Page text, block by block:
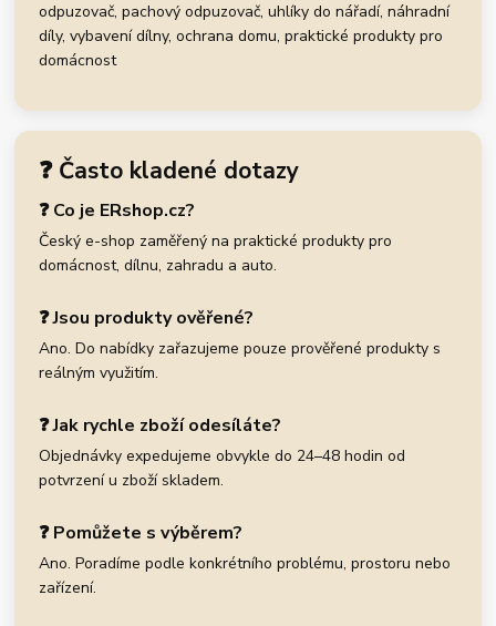
odpuzovač, pachový odpuzovač, uhlíky do nářadí, náhradní
díly, vybavení dílny, ochrana domu, praktické produkty pro
domácnost
❓ Často kladené dotazy
❓ Co je ERshop.cz?
Český e-shop zaměřený na praktické produkty pro
domácnost, dílnu, zahradu a auto.
❓ Jsou produkty ověřené?
Ano. Do nabídky zařazujeme pouze prověřené produkty s
reálným využitím.
❓ Jak rychle zboží odesíláte?
Objednávky expedujeme obvykle do 24–48 hodin od
potvrzení u zboží skladem.
❓ Pomůžete s výběrem?
Ano. Poradíme podle konkrétního problému, prostoru nebo
zařízení.